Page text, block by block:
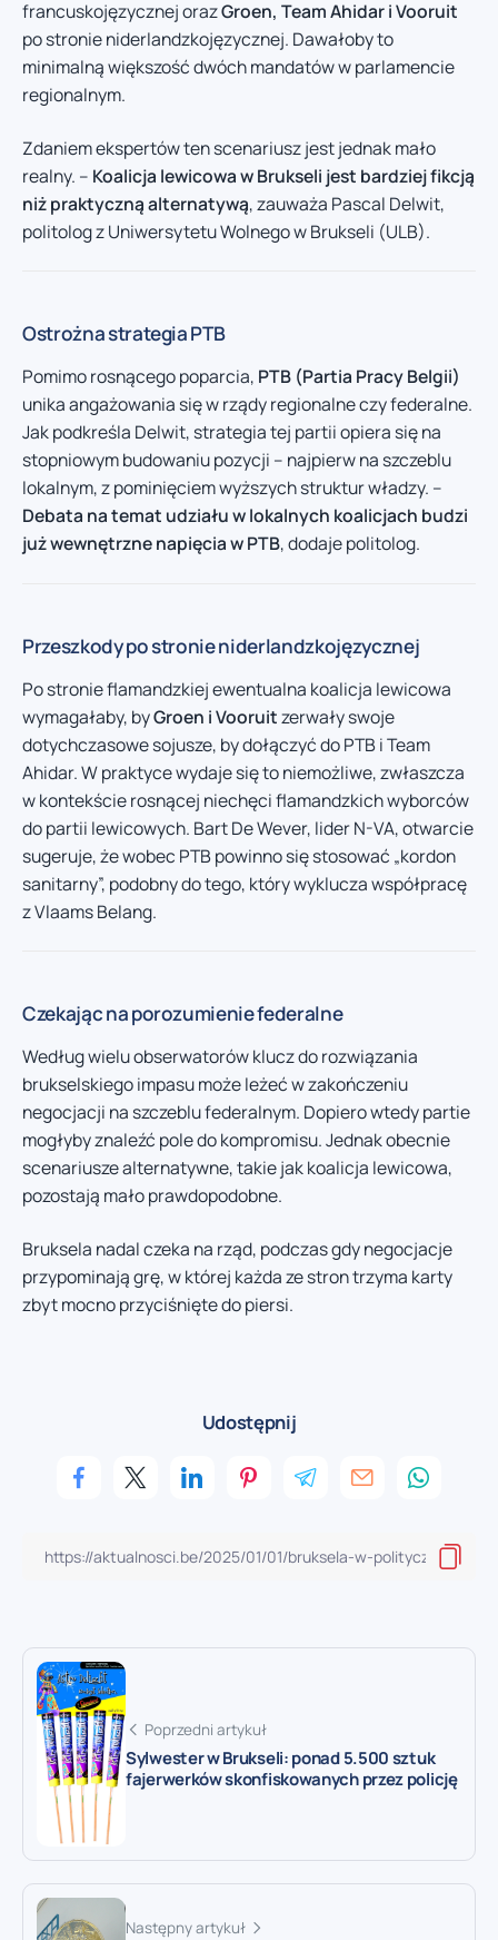
francuskojęzycznej orazGroen, Team Ahidar i Vooruit
po stronie niderlandzkojęzycznej. Dawałoby to
minimalną większość dwóch mandatów w parlamencie
regionalnym.
Zdaniem ekspertów ten scenariusz jest jednak mało
realny. – Koalicja lewicowa w Brukseli jest bardziej fikcją
niż praktyczną alternatywą, zauważa Pascal Delwit,
politolog z Uniwersytetu Wolnego w Brukseli (ULB).
Ostrożna strategia PTB
Pomimo rosnącego poparcia, PTB (Partia Pracy Belgii)
unika angażowania się w rządy regionalne czy federalne.
Jak podkreśla Delwit, strategia tej partii opiera się na
stopniowym budowaniu pozycji – najpierw na szczeblu
lokalnym, z pominięciem wyższych struktur władzy. –
Debata na temat udziału w lokalnych koalicjach budzi
już wewnętrzne napięcia w PTB, dodaje politolog.
Przeszkody po stronie niderlandzkojęzycznej
Po stronie flamandzkiej ewentualna koalicja lewicowa
wymagałaby, byGroen i Vooruitzerwały swoje
dotychczasowe sojusze, by dołączyć do PTB i Team
Ahidar. W praktyce wydaje się to niemożliwe, zwłaszcza
w kontekście rosnącej niechęci flamandzkich wyborców
do partii lewicowych. Bart De Wever, lider N-VA, otwarcie
sugeruje, że wobec PTB powinno się stosować „kordon
sanitarny”, podobny do tego, który wyklucza współpracę
z Vlaams Belang.
Czekając na porozumienie federalne
Według wielu obserwatorów klucz do rozwiązania
brukselskiego impasu może leżeć w zakończeniu
negocjacji na szczeblu federalnym. Dopiero wtedy partie
mogłyby znaleźć pole do kompromisu. Jednak obecnie
scenariusze alternatywne, takie jak koalicja lewicowa,
pozostają mało prawdopodobne.
Bruksela nadal czeka na rząd, podczas gdy negocjacje
przypominają grę, w której każda ze stron trzyma karty
zbyt mocno przyciśnięte do piersi.
Udostępnij
Poprzedni artykuł
Sylwester w Brukseli: ponad 5.500 sztuk
fajerwerków skonfiskowanych przez policję
Następny artykuł